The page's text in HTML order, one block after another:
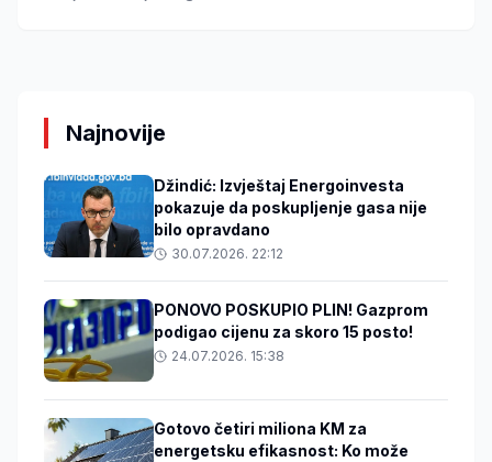
Najnovije
Džindić: Izvještaj Energoinvesta
pokazuje da poskupljenje gasa nije
bilo opravdano
30.07.2026. 22:12
PONOVO POSKUPIO PLIN! Gazprom
podigao cijenu za skoro 15 posto!
24.07.2026. 15:38
Gotovo četiri miliona KM za
energetsku efikasnost: Ko može